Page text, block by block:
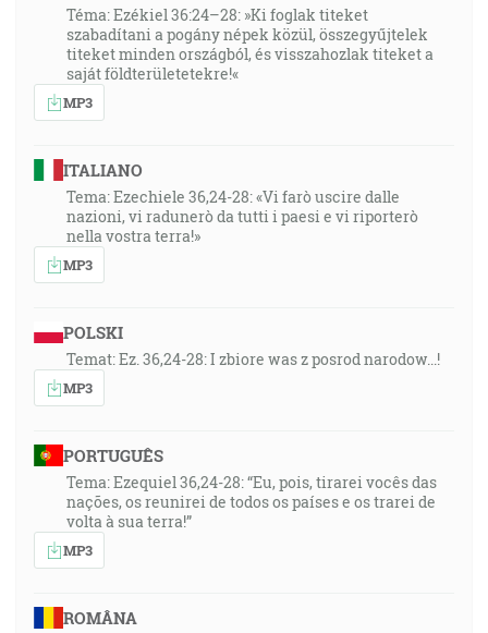
Téma: Ezékiel 36:24–28: »Ki foglak titeket
szabadítani a pogány népek közül, összegyűjtelek
titeket minden országból, és visszahozlak titeket a
saját földterületetekre!«
MP3
ITALIANO
Tema: Ezechiele 36,24-28: «Vi farò uscire dalle
nazioni, vi radunerò da tutti i paesi e vi riporterò
nella vostra terra!»
MP3
POLSKI
Temat: Ez. 36,24-28: I zbiore was z posrod narodow...!
MP3
PORTUGUÊS
Tema: Ezequiel 36,24-28: “Eu, pois, tirarei vocês das
nações, os reunirei de todos os países e os trarei de
volta à sua terra!”
MP3
ROMÂNA